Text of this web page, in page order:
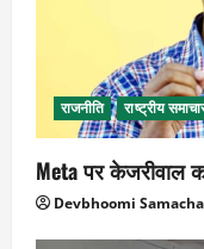
राजनीति राष्ट्रीय
Meta पर केजरीवाल
Devbhoomi